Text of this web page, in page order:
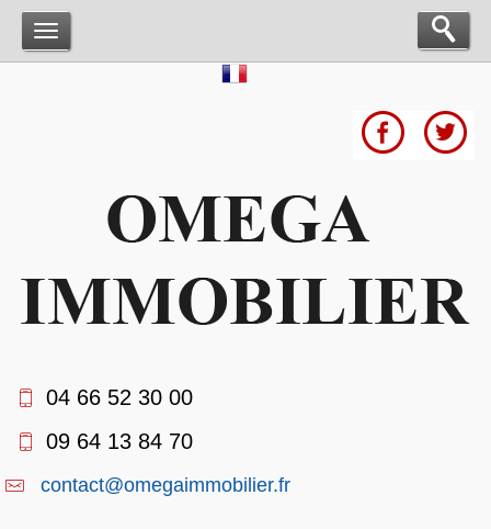
04 66 52 30 00
09 64 13 84 70
contact@omegaimmobilier.fr